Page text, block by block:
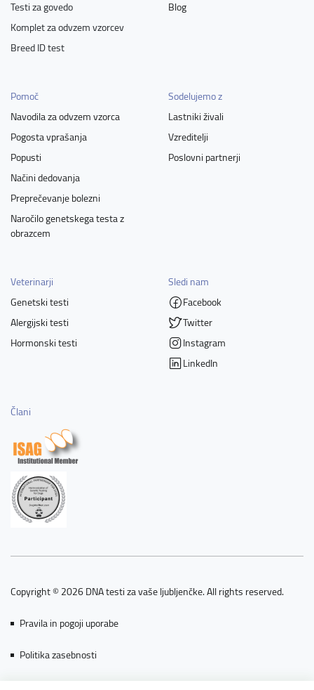
Testi za govedo
Komplet za odvzem vzorcev
Breed ID test
Blog
Pomoč
Navodila za odvzem vzorca
Pogosta vprašanja
Popusti
Načini dedovanja
Preprečevanje bolezni
Naročilo genetskega testa z
obrazcem
Sodelujemo z
Lastniki živali
Vzreditelji
Poslovni partnerji
Veterinarji
Genetski testi
Alergijski testi
Hormonski testi
Sledi nam
Facebook
Twitter
Instagram
LinkedIn
Člani
Copyright © 2026 DNA testi za vaše ljubljenčke. All rights reserved.
Pravila in pogoji uporabe
Politika zasebnosti